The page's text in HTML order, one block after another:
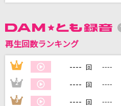
Every Little Thing
[生音]HOT LIMIT
T.M.Revolution
再生回数ランキング
1 ---- 回 ----
2 ---- 回 ----
3 ---- 回 ----